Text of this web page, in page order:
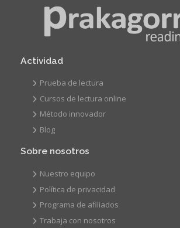
Actividad
Prueba de lectura
Cursos de lectura online
Método innovador
Blog
Sobre nosotros
Nuestro equipo
Política de privacidad
Programa de afiliados
Trabaja con nosotros